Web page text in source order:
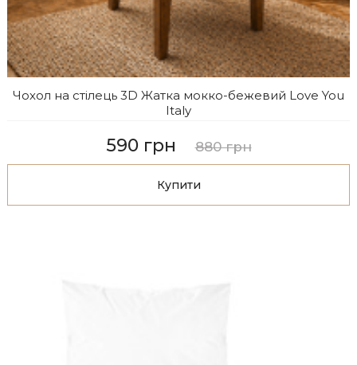
Чохол на стілець 3D Жатка мокко-бежевий Love You
Italy
590 грн 880 грн
Купити